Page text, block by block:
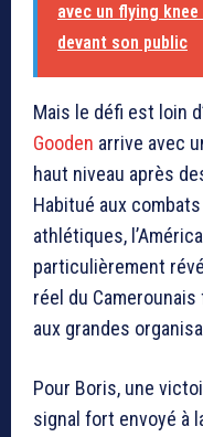
avec un flying
devant son public
Mais le défi est loin
Gooden arrive avec
haut niveau après
Habitué aux
athlétiques,
particulièrement
réel du
aux grandes
Pour Boris, une
signal fort envoyé à